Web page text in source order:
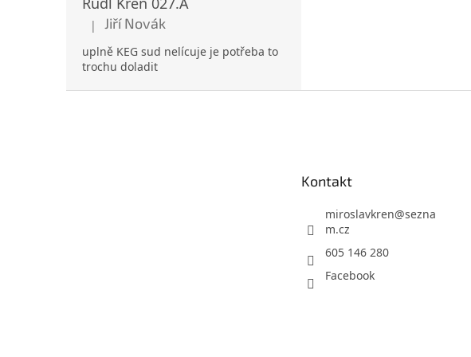
Hodnocení produktu je 5 z 5 hvězdiček.
| Jiří Novák
uplně KEG sud nelícuje je potřeba to
trochu doladit
Kontakt
miroslavkren@sezna
m.cz
605 146 280
Facebook